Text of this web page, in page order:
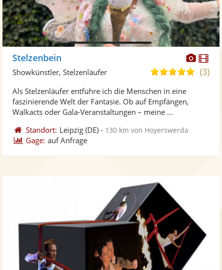
Stelzenbein
5,0(3)
Showkünstler, Stelzenläufer
Als Stelzenläufer entführe ich die Menschen in eine
faszinierende Welt der Fantasie. Ob auf Empfängen,
Walkacts oder Gala-Veranstaltungen – meine ...
Standort: Leipzig (DE) - 130 km von Hoyerswerda
Gage: auf Anfrage